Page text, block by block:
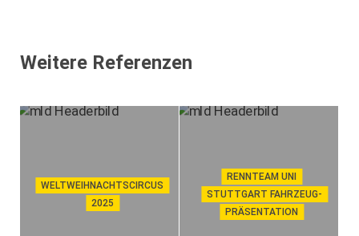
Weitere Referenzen
WELTWEIHNACHTSCIRCUS
2025
RENNTEAM UNI
STUTTGART FAHRZEUG-
PRÄSENTATION